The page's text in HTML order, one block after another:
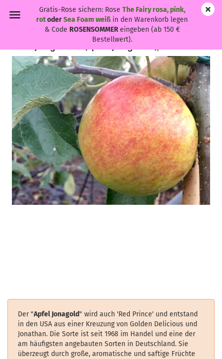
Gratis-Rose sichern: Rose The Fairy rosa, pink,
rotoderSea Foam weißin den Warenkorb legen
& Code ROSENSOMMEReingeben (ab 150 €
Bestellwert).
Der "Apfel Jonagold" wird auch 'Red Prince' und entstand
in den USA aus einer Kreuzung von Golden Delicious und
Jonathan. Die Sorte ist seit 1968 im Handel und eine der
am häufigsten angebauten Sorten in Deutschland. Sie
überzeugt durch große, aromatische und saftige Früchte